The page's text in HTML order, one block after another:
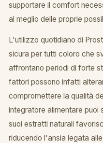
supportare il comfort
al meglio delle proprie
L'utilizzo quotidiano di
sicura per tutti coloro che
affrontano periodi di forte
fattori possono infatti
compromettere la qualità
integratore alimentare puoi
suoi estratti naturali
riducendo l'ansia legata